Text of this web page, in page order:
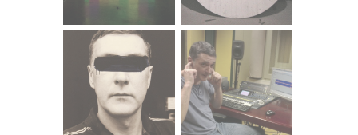
ručak u parku” ulogu performera prepustio lokalnom
beskućniku koji je publiku gradom proveo kao vodič,
putem svojih svakodnevnih ruta i upućivao ih u metode
preživljavanja na ulici, trebalo je to kod sudionika akcije
proizvesti učinak pogleda iz drugačije perspektive. Nije
bila riječ o pokušaju ‘socijalizacije’ drugog /beskućnika/, o
njegovu ‘povratku’ u društvo, nego je bila riječ o pokušaju
upoznavanja i razumijevanja mogućnosti drugačijeg